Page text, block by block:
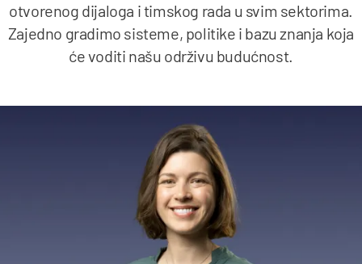
otvorenog dijaloga i timskog rada u svim sektorima.
Zajedno gradimo sisteme, politike i bazu znanja koja
će voditi našu održivu budućnost.